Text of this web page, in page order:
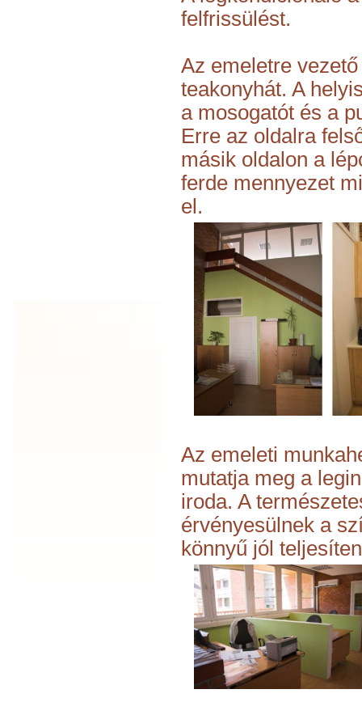
felfrissülést.
Az emeletre
teakonyhát. A
a mosogatót és a
Erre az oldalra
másik oldalon a
ferde mennyezet
el.
Az emeleti
mutatja meg a
iroda. A
érvényesülnek a
könnyű jól